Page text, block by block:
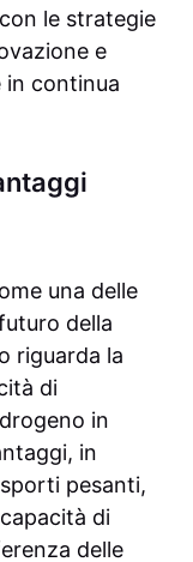
le strategie
e
in continua
una delle
della
riguarda la
di
in
in
pesanti,
di
delle